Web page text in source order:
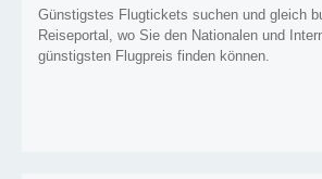
Günstigstes Flugtickets suchen und gleich
Reiseportal, wo Sie den Nationalen und
günstigsten Flugpreis finden können.